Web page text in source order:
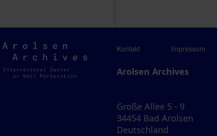
Arolsen
Archives
Kontakt Impressum
Arolsen Archives
Große Allee 5 - 9
34454 Bad Arolsen
Deutschland